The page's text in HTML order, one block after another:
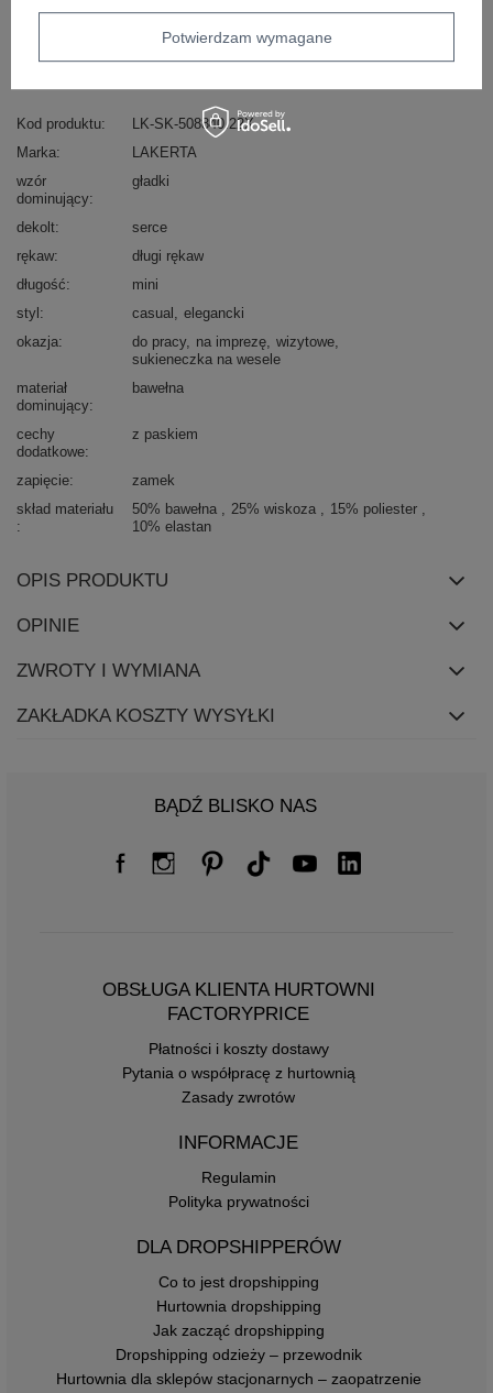
Ciemnozielona sukienka koktajlowa Marbella .
skład materiału: 50% bawełna, 25% wiskoza, 15%
poliester, 10% elastan
Kod produktu
LK-SK-508840.22X
Marka
LAKERTA
wzór
dominujący
gładki
dekolt
serce
rękaw
długi rękaw
długość
mini
styl
casual
elegancki
okazja
do pracy na imprezę wizytowe
sukieneczka na wesele
materiał
dominujący
bawełna
cechy
dodatkowe
z paskiem
zapięcie
zamek
skład materiału
50% bawełna 25% wiskoza
15% poliester
10% elastan
OPIS PRODUKTU
OPINIE
ZWROTY I WYMIANA
ZAKŁADKA KOSZTY WYSYŁKI
BĄDŹ BLISKO NAS
OBSŁUGA KLIENTA HURTOWNI
FACTORYPRICE
Płatności i koszty dostawy
Pytania o współpracę z hurtownią
Zasady zwrotów
INFORMACJE
Regulamin
Polityka prywatności
DLA DROPSHIPPERÓW
Co to jest dropshipping
Hurtownia dropshipping
Jak zacząć dropshipping
Dropshipping odzieży – przewodnik
Hurtownia dla sklepów stacjonarnych – zaopatrzenie
Potwierdzam wymagane